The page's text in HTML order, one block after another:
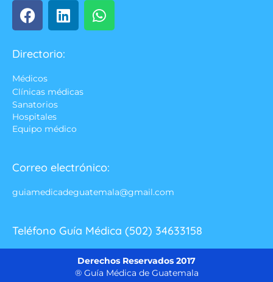
Directorio:
Médicos
Clínicas médicas
Sanatorios
Hospitales
Equipo médico
Correo electrónico:
guiamedicadeguatemala@gmail.com
Teléfono Guía Médica (502) 34633158
Derechos Reservados 2017
® Guía Médica de Guatemala